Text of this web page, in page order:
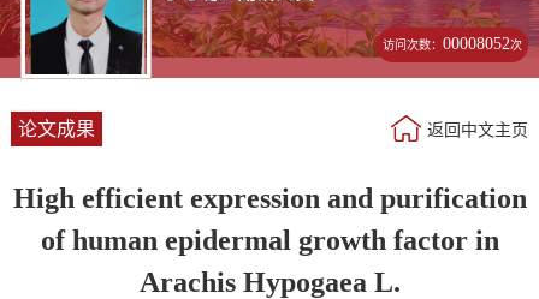
访问次数：00008052次
论文成果 返回中文主页
High efficient expression and purification
of human epidermal growth factor in
Arachis Hypogaea L.